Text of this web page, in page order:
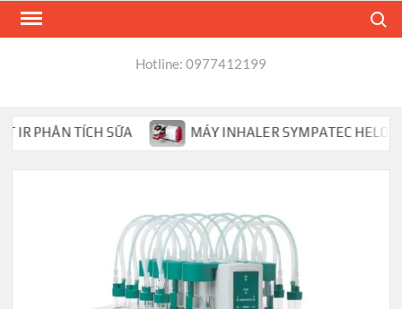
Skip
Hotline: 0977412199
PHÂN TÍCH SỮA MÁY INHALER SYMPATEC HELOS